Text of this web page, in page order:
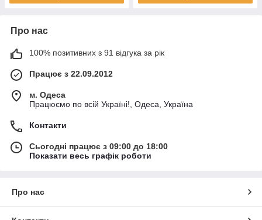
Про нас
100% позитивних з 91 відгука за рік
Працює з 22.09.2012
м. Одеса
Працюємо по всій Україні!, Одеса, Україна
Контакти
Сьогодні працює з 09:00 до 18:00
Показати весь графік роботи
Про нас